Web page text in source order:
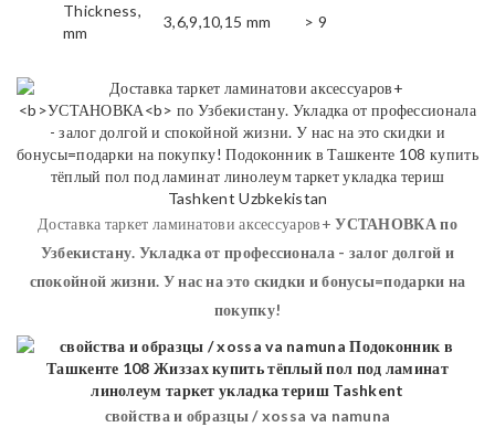
Thickness,
mm
3,6,9,10,15 mm > 9
Доставка таркет ламинатови аксессуаров+УСТАНОВКАпо
Узбекистану. Укладка от профессионала - залог долгой и
спокойной жизни. У нас на это скидки и бонусы=подарки на
покупку!
свойства и образцы / xossa va namuna